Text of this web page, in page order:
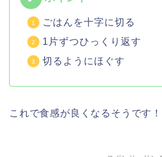
ごはんを十字に切る
1片ずつひっくり返す
切るようにほぐす
これで食感が良くなるそうです！